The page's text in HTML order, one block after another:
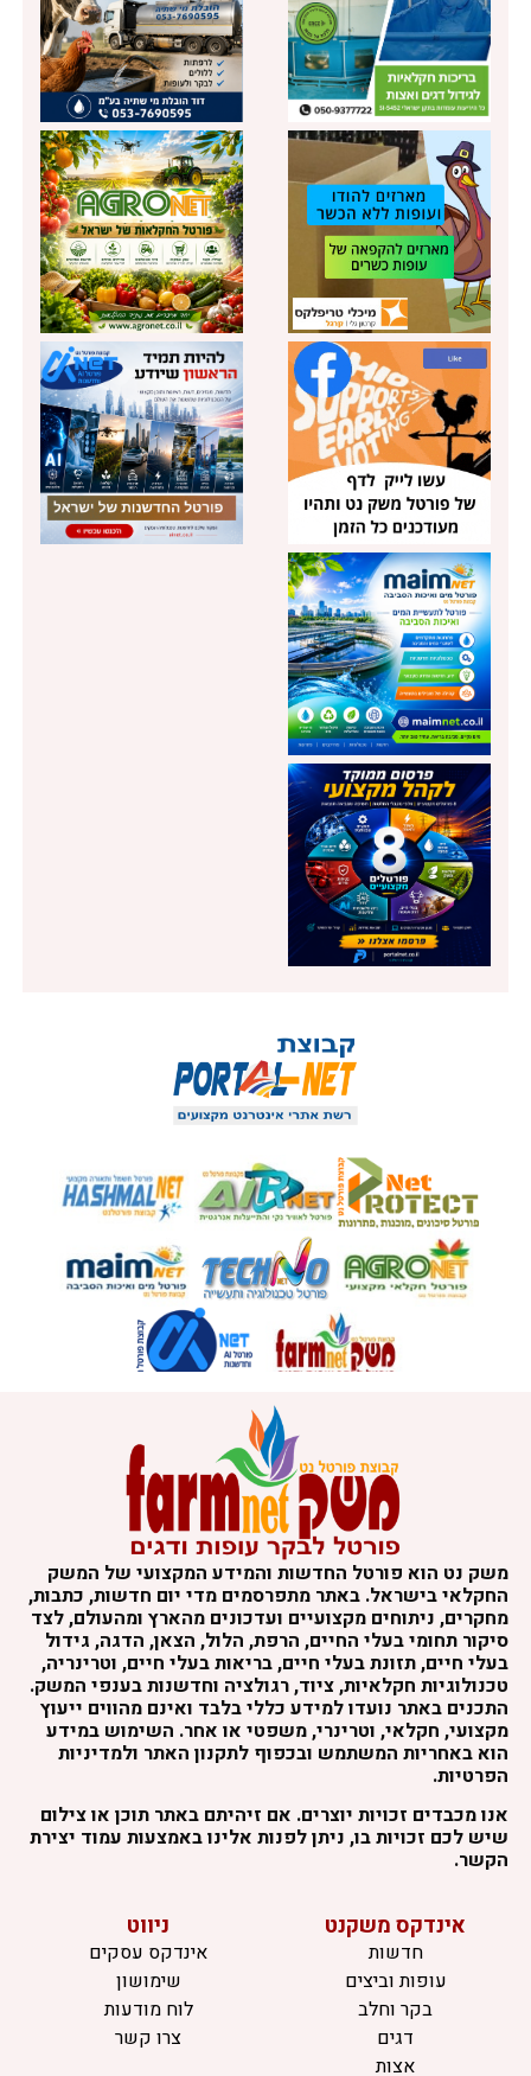
משק נט הוא פורטל החדשות והמידע המקצועי של המשק
החקלאי בישראל. באתר מתפרסמים מדי יום חדשות, כתבות,
מחקרים, ניתוחים מקצועיים ועדכונים מהארץ ומהעולם, לצד
סיקור תחומי בעלי החיים, הרפת, הלול, הצאן, הדגה, גידול
בעלי חיים, תזונת בעלי חיים, בריאות בעלי חיים, וטרינריה,
טכנולוגיות חקלאיות, ציוד, רגולציה וחדשנות בענפי המשק.
התכנים באתר נועדו למידע כללי בלבד ואינם מהווים ייעוץ
מקצועי, חקלאי, וטרינרי, משפטי או אחר. השימוש במידע
הוא באחריות המשתמש ובכפוף לתקנון האתר ולמדיניות
הפרטיות.
אנו מכבדים זכויות יוצרים. אם זיהיתם באתר תוכן או צילום
שיש לכם זכויות בו, ניתן לפנות אלינו באמצעות עמוד יצירת
הקשר.
אינדקס משקנט
חדשות
עופות וביצים
בקר וחלב
דגים
אצות
ניווט
אינדקס עסקים
שימושון
לוח מודעות
צרו קשר